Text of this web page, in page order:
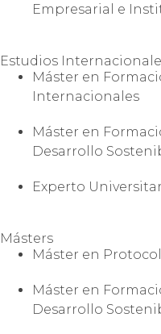
Empresarial e
Estudios
Máster en
Internacionales
Máster en
Desarrollo
Experto
Másters
Máster en
Máster en
Desarrollo